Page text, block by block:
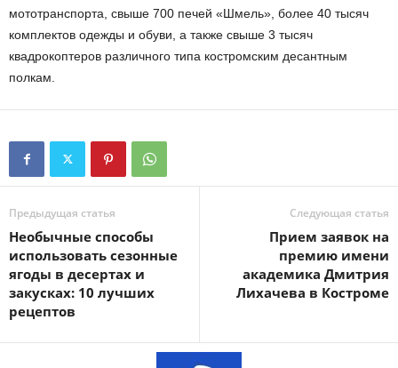
мототранспорта, свыше 700 печей «Шмель», более 40 тысяч
комплектов одежды и обуви, а также свыше 3 тысяч
квадрокоптеров различного типа костромским десантным
полкам.
Предыдущая статья
Необычные способы
использовать сезонные
ягоды в десертах и
закусках: 10 лучших
рецептов
Следующая статья
Прием заявок на
премию имени
академика Дмитрия
Лихачева в Костроме